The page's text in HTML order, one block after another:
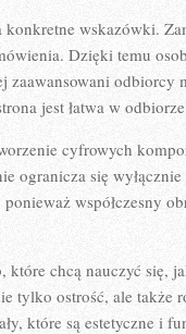
wskazówki.
Dzięki temu
zaawansowani odbiorcy
jest łatwa w
cyfrowych
ogranicza się
współczesny
które chcą nauczyć się,
tylko ostrość, ale także
które są estetyczne i